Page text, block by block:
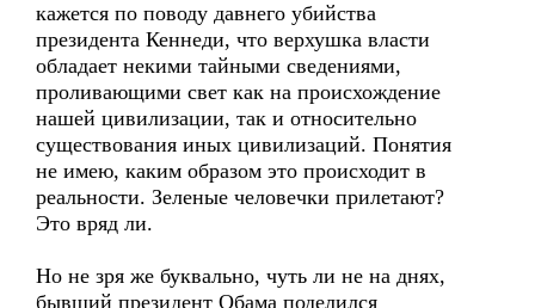
кажется по поводу давнего убийства
президента Кеннеди, что верхушка власти
обладает некими тайными сведениями,
проливающими свет как на происхождение
нашей цивилизации, так и относительно
существования иных цивилизаций. Понятия
не имею, каким образом это происходит в
реальности. Зеленые человечки прилетают?
Это вряд ли.
Но не зря же буквально, чуть ли не на днях,
бывший президент Обама поделился